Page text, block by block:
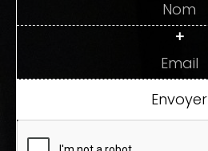
+
Envoyer